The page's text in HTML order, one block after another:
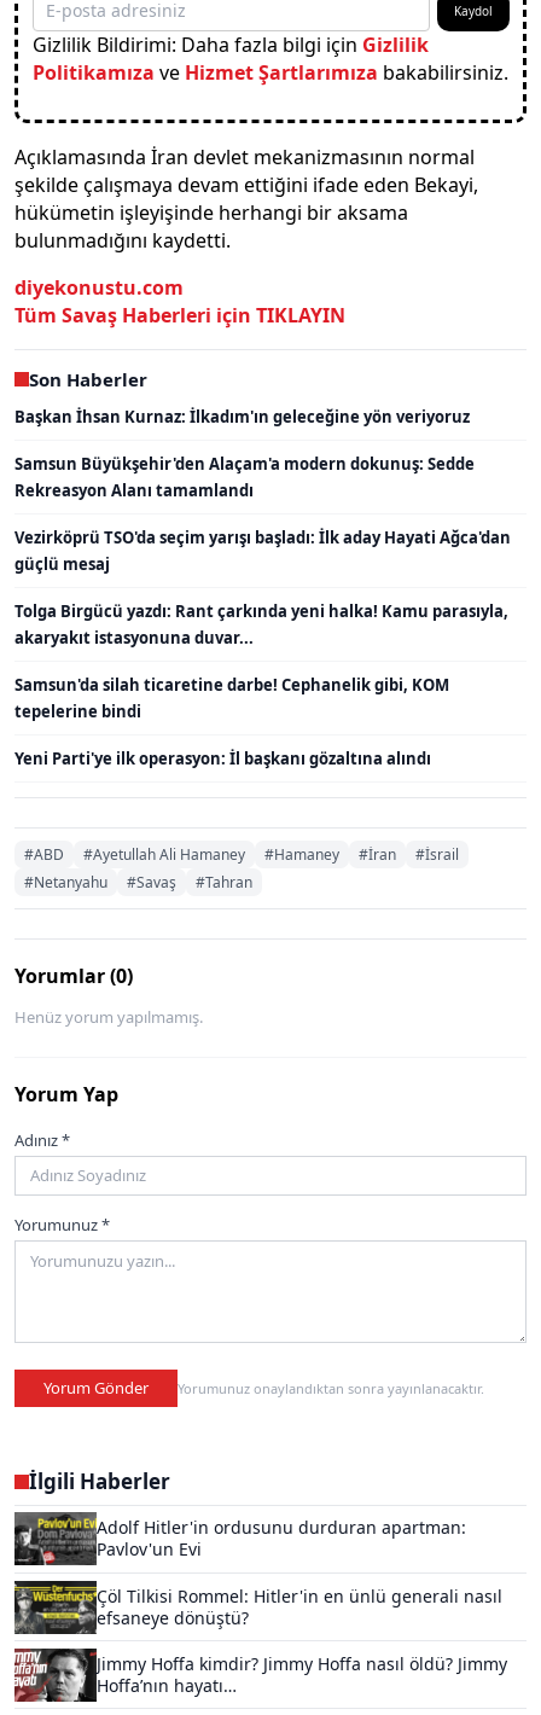
Kaydol
Gizlilik Bildirimi: Daha fazla bilgi için Gizlilik
Politikamıza ve Hizmet Şartlarımıza bakabilirsiniz.
Açıklamasında İran devlet mekanizmasının normal
şekilde çalışmaya devam ettiğini ifade eden Bekayi,
hükümetin işleyişinde herhangi bir aksama
bulunmadığını kaydetti.
diyekonustu.com
Tüm Savaş Haberleri için TIKLAYIN
Son Haberler
Başkan İhsan Kurnaz: İlkadım'ın geleceğine yön veriyoruz
Samsun Büyükşehir'den Alaçam'a modern dokunuş: Sedde
Rekreasyon Alanı tamamlandı
Vezirköprü TSO'da seçim yarışı başladı: İlk aday Hayati Ağca'dan
güçlü mesaj
Tolga Birgücü yazdı: Rant çarkında yeni halka! Kamu parasıyla,
akaryakıt istasyonuna duvar...
Samsun'da silah ticaretine darbe! Cephanelik gibi, KOM
tepelerine bindi
Yeni Parti'ye ilk operasyon: İl başkanı gözaltına alındı
#ABD #Ayetullah Ali Hamaney #Hamaney #İran
#İsrail
#Netanyahu
#Savaş #Tahran
Yorumlar (0)
Henüz yorum yapılmamış.
Yorum Yap
Adınız *
Yorumunuz *
Yorum Gönder Yorumunuz onaylandıktan sonra yayınlanacaktır.
İlgili Haberler
Adolf Hitler'in ordusunu durduran apartman:
Pavlov'un Evi
Çöl Tilkisi Rommel: Hitler'in en ünlü generali nasıl
efsaneye dönüştü?
Jimmy Hoffa kimdir? Jimmy Hoffa nasıl öldü? Jimmy
Hoffa’nın hayatı…